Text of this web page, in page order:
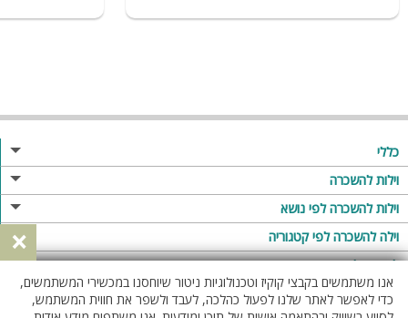
כללי
מגזין
פרסום באתר
תקנון
מדיניות פרטיות
וילות להשכרה
וילות בצפון
וילות במרכז
וילות בדרום
וילות באילת
וילות להשכרה לפי נושא
וילה לזוגות
וילות למשפחות
וילות לציבור הדתי
וילה להשכרה לפי קטגוריה
וילות עם בריכה
וילה עם בריכה מחוממת
לופטים להשכרה
לופט
×
אנו משתמשים בקבצי קוקיז וטכנולוגיות ניטור שיוחסנו במכשירי המשתמשים,
כדי לאפשר לאתר שלנו לפעול כהלכה, לעבד ולשפר את חווית המשתמש,